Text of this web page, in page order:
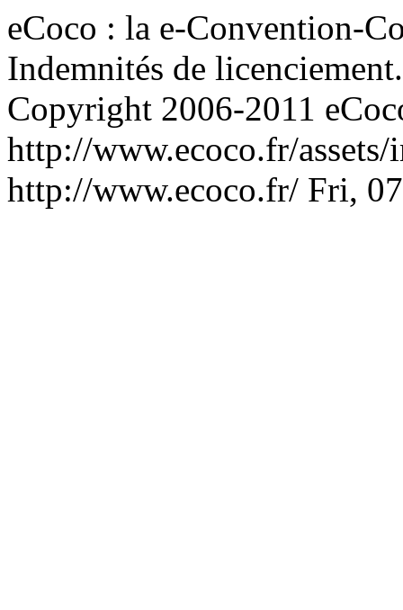
eCoco : la e-Convention-
Indemnités de
Copyright 2006-2011
http://www.ecoco.fr/
http://www.ecoco.fr/ Fri,